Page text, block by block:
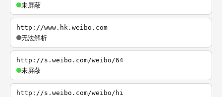
未屏蔽
http://www.hk.weibo.com
无法解析
http://s.weibo.com/weibo/64
未屏蔽
http://s.weibo.com/weibo/hi